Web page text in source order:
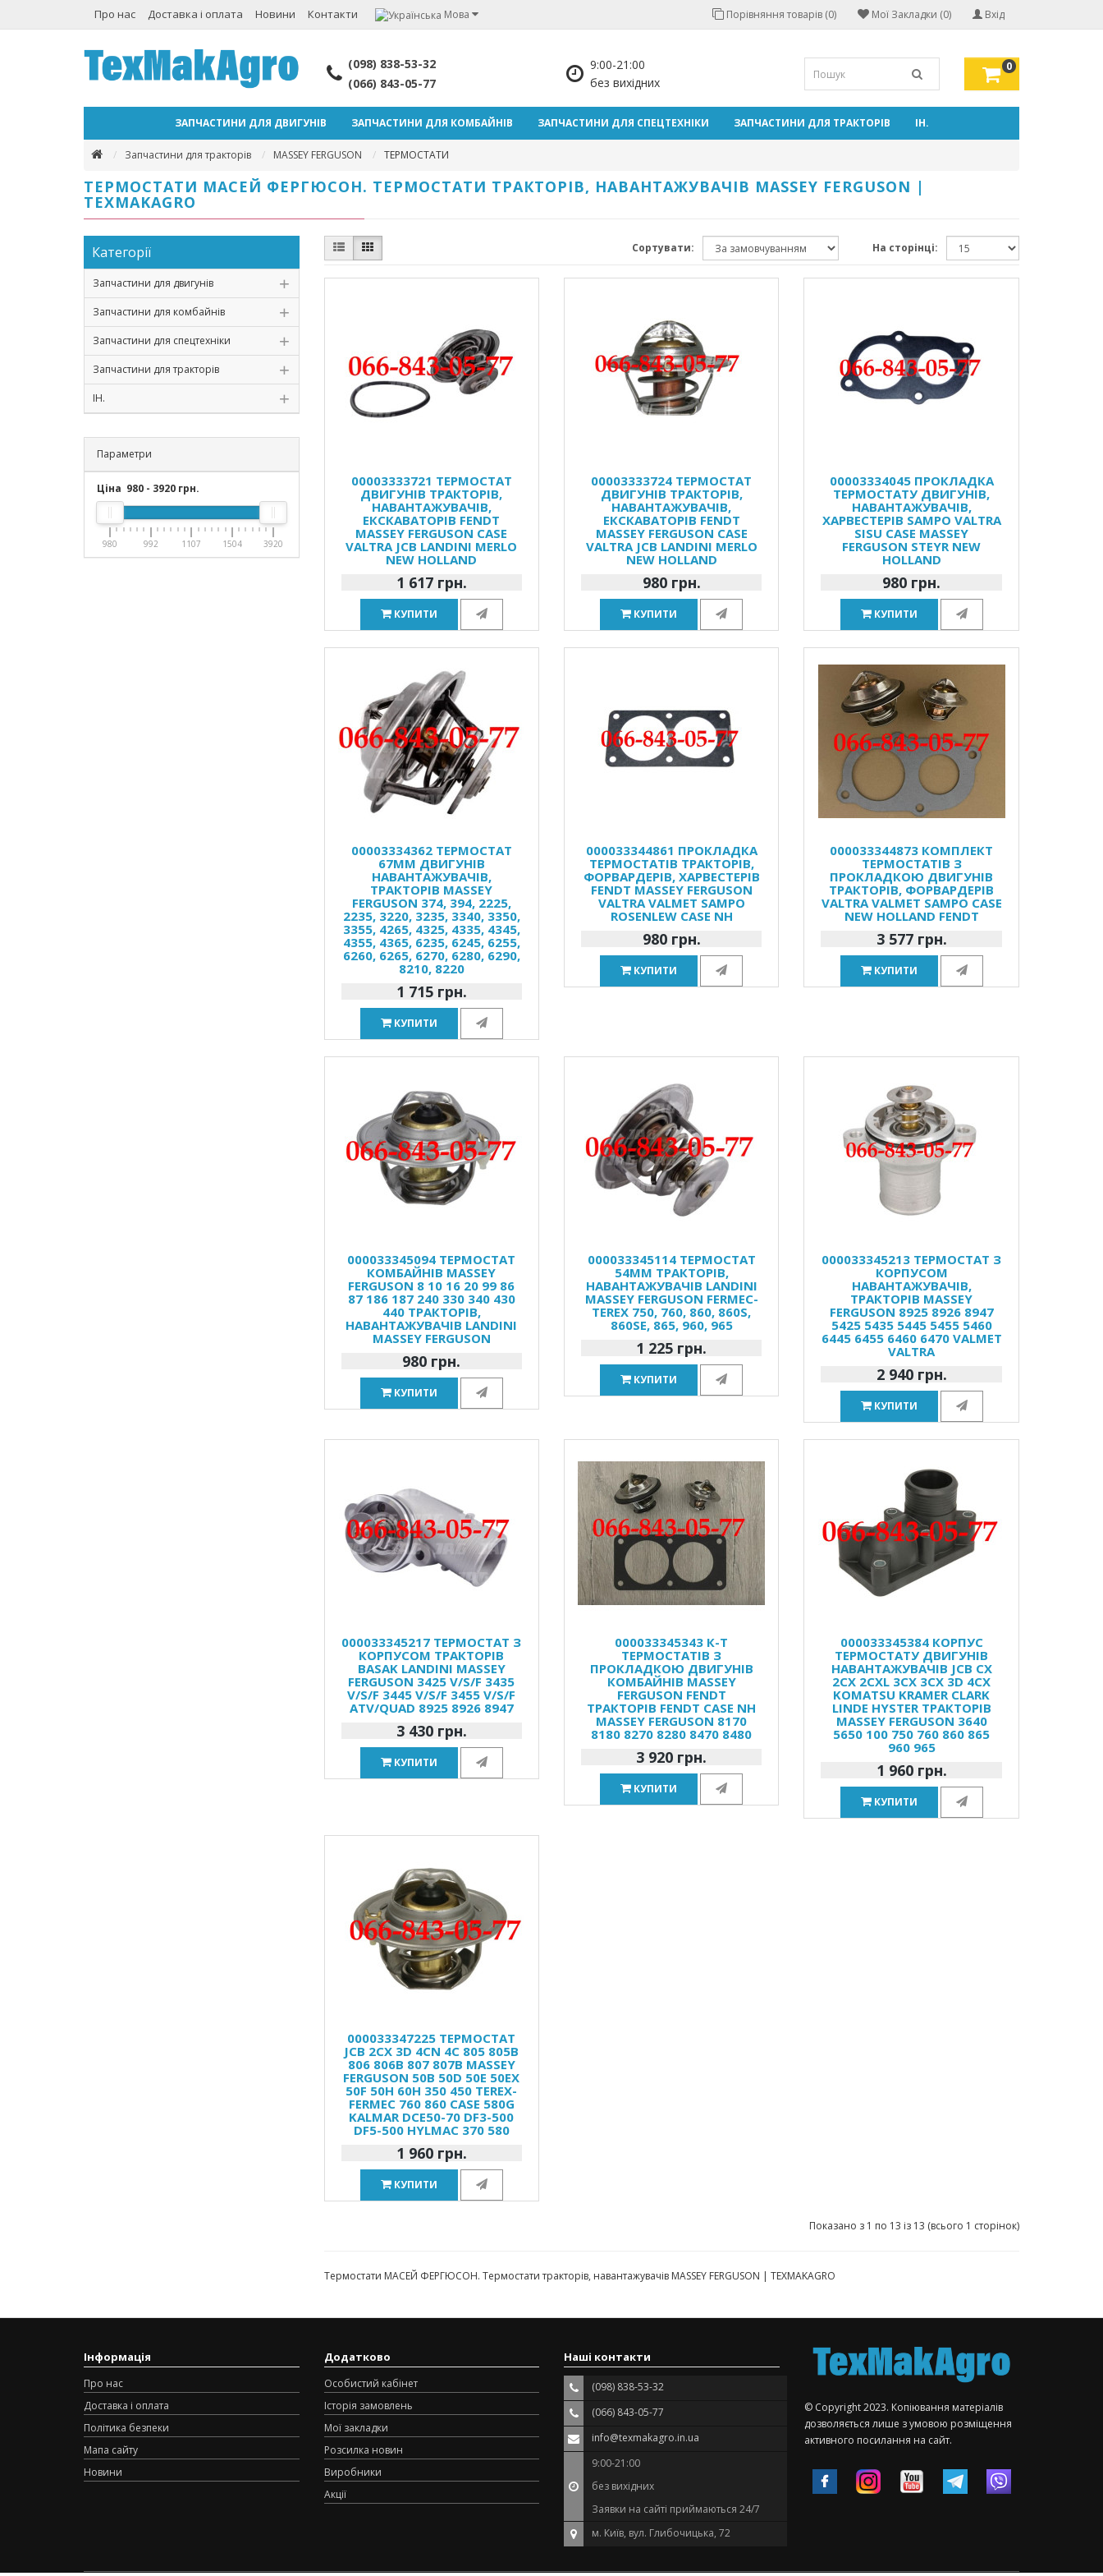
Про нас Доставка і оплата Новини Контакти Мова Вхід
Мої Закладки (0)
Порівняння товарів (0)
(098) 838-53-32
(066) 843-05-77
9:00-21:00
без вихідних
0
ЗАПЧАСТИНИ ДЛЯ ДВИГУНІВ ЗАПЧАСТИНИ ДЛЯ КОМБАЙНІВ ЗАПЧАСТИНИ ДЛЯ СПЕЦТЕХНІКИ ЗАПЧАСТИНИ ДЛЯ ТРАКТОРІВ ІН.
Запчастини для тракторів MASSEY FERGUSON ТЕРМОСТАТИ
ТЕРМОСТАТИ МАСЕЙ ФЕРГЮСОН. ТЕРМОСТАТИ ТРАКТОРІВ, НАВАНТАЖУВАЧІВ MASSEY FERGUSON |
TEXMAKAGRO
Категорії
Запчастини для двигунів
Запчастини для комбайнів
Запчастини для спецтехніки
Запчастини для тракторів
ІН.
Параметри
Ціна 980 - 3920 грн.
980 992 1107 1504 3920
Сортувати: На сторінці:
00003333721 ТЕРМОСТАТ
ДВИГУНІВ ТРАКТОРІВ,
НАВАНТАЖУВАЧІВ,
ЕКСКАВАТОРІВ FENDT
MASSEY FERGUSON CASE
VALTRA JCB LANDINI MERLO
NEW HOLLAND
1 617 грн.
КУПИТИ
00003333724 ТЕРМОСТАТ
ДВИГУНІВ ТРАКТОРІВ,
НАВАНТАЖУВАЧІВ,
ЕКСКАВАТОРІВ FENDT
MASSEY FERGUSON CASE
VALTRA JCB LANDINI MERLO
NEW HOLLAND
980 грн.
КУПИТИ
00003334045 ПРОКЛАДКА
ТЕРМОСТАТУ ДВИГУНІВ,
НАВАНТАЖУВАЧІВ,
ХАРВЕСТЕРІВ SAMPO VALTRA
SISU CASE MASSEY
FERGUSON STEYR NEW
HOLLAND
980 грн.
КУПИТИ
00003334362 ТЕРМОСТАТ
67ММ ДВИГУНІВ
НАВАНТАЖУВАЧІВ,
ТРАКТОРІВ MASSEY
FERGUSON 374, 394, 2225,
2235, 3220, 3235, 3340, 3350,
3355, 4265, 4325, 4335, 4345,
4355, 4365, 6235, 6245, 6255,
6260, 6265, 6270, 6280, 6290,
8210, 8220
1 715 грн.
КУПИТИ
000033344861 ПРОКЛАДКА
ТЕРМОСТАТІВ ТРАКТОРІВ,
ФОРВАРДЕРІВ, ХАРВЕСТЕРІВ
FENDT MASSEY FERGUSON
VALTRA VALMET SAMPO
ROSENLEW CASE NH
980 грн.
КУПИТИ
000033344873 КОМПЛЕКТ
ТЕРМОСТАТІВ З
ПРОКЛАДКОЮ ДВИГУНІВ
ТРАКТОРІВ, ФОРВАРДЕРІВ
VALTRA VALMET SAMPO CASE
NEW HOLLAND FENDT
3 577 грн.
КУПИТИ
000033345094 ТЕРМОСТАТ
КОМБАЙНІВ MASSEY
FERGUSON 8 10 16 20 99 86
87 186 187 240 330 340 430
440 ТРАКТОРІВ,
НАВАНТАЖУВАЧІВ LANDINI
MASSEY FERGUSON
980 грн.
КУПИТИ
000033345114 ТЕРМОСТАТ
54ММ ТРАКТОРІВ,
НАВАНТАЖУВАЧІВ LANDINI
MASSEY FERGUSON FERMEC-
TEREX 750, 760, 860, 860S,
860SE, 865, 960, 965
1 225 грн.
КУПИТИ
000033345213 ТЕРМОСТАТ З
КОРПУСОМ
НАВАНТАЖУВАЧІВ,
ТРАКТОРІВ MASSEY
FERGUSON 8925 8926 8947
5425 5435 5445 5455 5460
6445 6455 6460 6470 VALMET
VALTRA
2 940 грн.
КУПИТИ
000033345217 ТЕРМОСТАТ З
КОРПУСОМ ТРАКТОРІВ
BASAK LANDINI MASSEY
FERGUSON 3425 V/S/F 3435
V/S/F 3445 V/S/F 3455 V/S/F
ATV/QUAD 8925 8926 8947
3 430 грн.
КУПИТИ
000033345343 К-Т
ТЕРМОСТАТІВ З
ПРОКЛАДКОЮ ДВИГУНІВ
КОМБАЙНІВ MASSEY
FERGUSON FENDT
ТРАКТОРІВ FENDT CASE NH
MASSEY FERGUSON 8170
8180 8270 8280 8470 8480
3 920 грн.
КУПИТИ
000033345384 КОРПУС
ТЕРМОСТАТУ ДВИГУНІВ
НАВАНТАЖУВАЧІВ JCB CX
2CX 2CXL 3CX 3CX 3D 4CX
KOMATSU KRAMER CLARK
LINDE HYSTER ТРАКТОРІВ
MASSEY FERGUSON 3640
5650 100 750 760 860 865
960 965
1 960 грн.
КУПИТИ
000033347225 ТЕРМОСТАТ
JCB 2CX 3D 4CN 4C 805 805B
806 806B 807 807B MASSEY
FERGUSON 50B 50D 50E 50EX
50F 50H 60H 350 450 TEREX-
FERMEC 760 860 CASE 580G
KALMAR DCE50-70 DF3-500
DF5-500 HYLMAC 370 580
1 960 грн.
КУПИТИ
Показано з 1 по 13 із 13 (всього 1 сторінок)
Термостати МАСЕЙ ФЕРГЮСОН. Термостати тракторів, навантажувачів MASSEY FERGUSON | TEXMAKAGRO
Інформація
Про нас
Доставка і оплата
Політика безпеки
Мапа сайту
Новини
Додатково
Особистий кабінет
Історія замовлень
Мої закладки
Розсилка новин
Виробники
Акції
Наші контакти
(098) 838-53-32
(066) 843-05-77
info@texmakagro.in.ua
9:00-21:00
без вихідних
Заявки на сайті приймаються 24/7
м. Київ, вул. Глибочицька, 72
© Copyright 2023. Копіювання матеріалів
дозволяється лише з умовою розміщення
активного посилання на сайт.